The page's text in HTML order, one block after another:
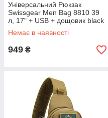
Універсальний Рюкзак
Swissgear Men Bag 8810 39
л, 17" + USB + дощовик black
Чорний
Немає в наявності
949 ₴